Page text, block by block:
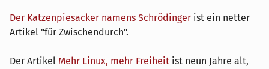
Der Katzenpiesacker namens Schrödinger ist ein netter
Artikel "für Zwischendurch".
Der Artikel Mehr Linux, mehr Freiheit ist neun Jahre alt,